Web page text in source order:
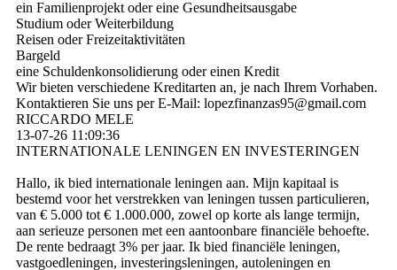
ein Familienprojekt oder eine Gesundheitsausgabe
Studium oder Weiterbildung
Reisen oder Freizeitaktivitäten
Bargeld
eine Schuldenkonsolidierung oder einen Kredit
Wir bieten verschiedene Kreditarten an, je nach Ihrem Vorhaben.
Kontaktieren Sie uns per E-Mail: lopezfinanzas95@­gmail.­com
RICCARDO MELE
13-07-26 11:09:36
INTERNATIONALE LENINGEN EN INVESTERINGEN
Hallo, ik bied internationale leningen aan. Mijn kapitaal is
bestemd voor het verstrekken van leningen tussen particulieren,
van € 5.000 tot € 1.000.000, zowel op korte als lange termijn,
aan serieuze personen met een aantoonbare financiële behoefte.
De rente bedraagt ​​3% per jaar. Ik bied financiële leningen,
vastgoedleningen, investeringsleningen, autoleningen en